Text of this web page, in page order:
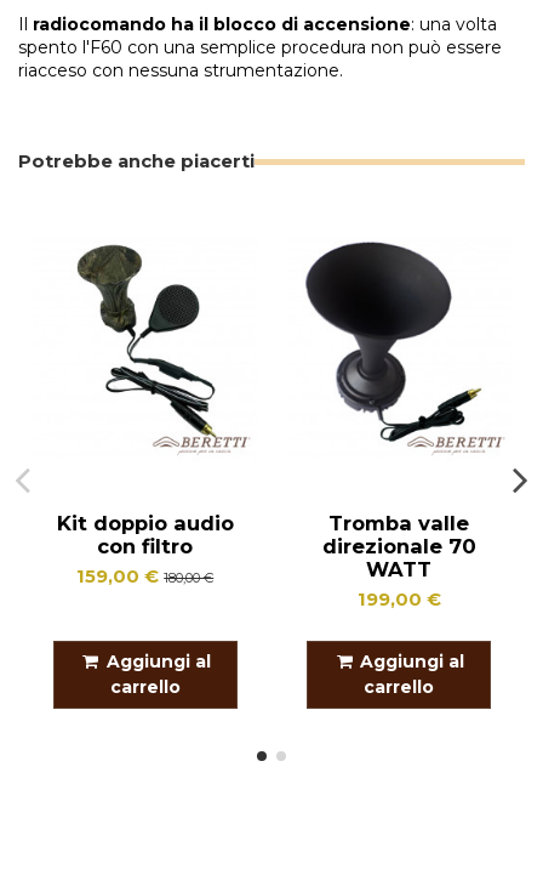
Il radiocomando ha il blocco di accensione: una volta
spento l'F60 con una semplice procedura non può essere
riacceso con nessuna strumentazione.
Potrebbe anche piacerti
Kit doppio audio
con filtro
159,00 €180,00 €
Aggiungi al
carrello
Tromba valle
direzionale 70
WATT
199,00 €
Aggiungi al
carrello